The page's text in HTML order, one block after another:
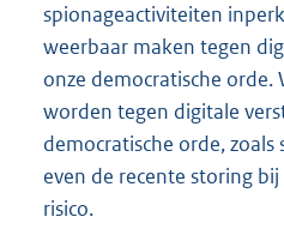
spionageactiviteiten
weerbaar maken tegen
onze democratische orde.
worden tegen digitale
democratische orde,
even de recente storing
risico.